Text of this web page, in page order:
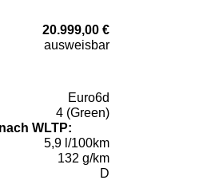
20.999,00 €
ausweisbar
Euro6d
4 (Green)
WLTP:
5,9 l/100km
132 g/km
D